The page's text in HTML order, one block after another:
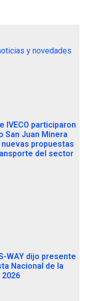
y novedades
IVECO participaron
San Juan Minera
nuevas propuestas
del sector
WAY dijo presente
Nacional de la